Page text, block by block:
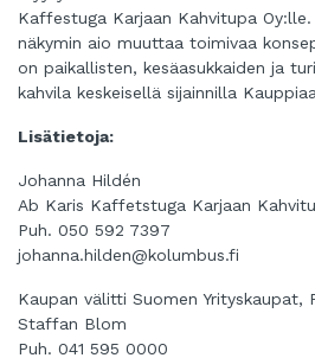
Kaffestuga Karjaan Kahvitupa
näkymin aio muuttaa toimivaa
on paikallisten, kesäasukkaiden ja
kahvila keskeisellä sijainnilla
Lisätietoja:
Johanna Hildén
Ab Karis Kaffetstuga Karjaan
Puh. 050 592 7397
johanna.hilden@kolumbus.fi
Kaupan välitti Suomen Yrityskaupat,
Staffan Blom
Puh. 041 595 0000